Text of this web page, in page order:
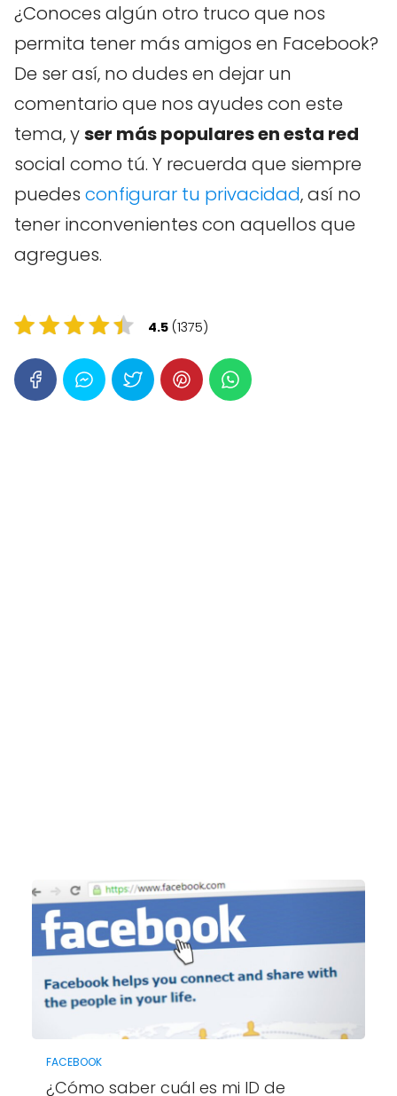
¿Conoces algún otro truco que nos
permita tener más amigos en Facebook?
De ser así, no dudes en dejar un
comentario que nos ayudes con este
tema, yser más populares en esta red
social como tú. Y recuerda que siempre
puedes configurar tu privacidad, así no
tener inconvenientes con aquellos que
agregues.
4.5 (1375)
FACEBOOK
¿Cómo saber cuál es mi ID de